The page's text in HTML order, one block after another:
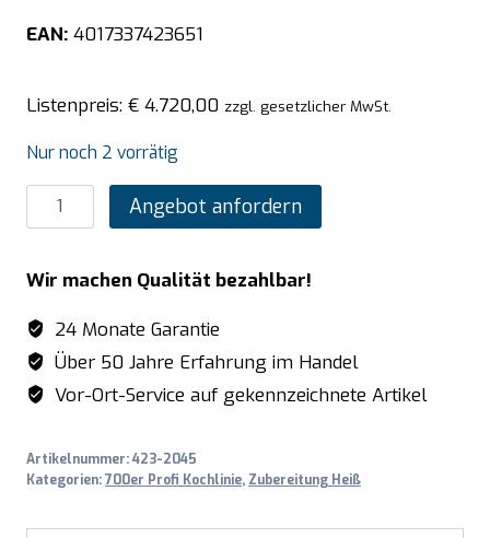
EAN: 4017337423651
Listenpreis: € 4.720,00 zzgl. gesetzlicher MwSt.
Nur noch 2 vorrätig
SARO
Wok-
mit
offenem
Unterbau
Modell
CC/02
Angebot anfordern
Wir machen Qualität bezahlbar!
24 Monate Garantie
Über 50 Jahre Erfahrung im Handel
Vor-Ort-Service auf gekennzeichnete Artikel
Artikelnummer:423-2045
Kategorien:700er Profi Kochlinie, Zubereitung Heiß